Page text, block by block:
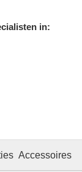
in:
Accessoires